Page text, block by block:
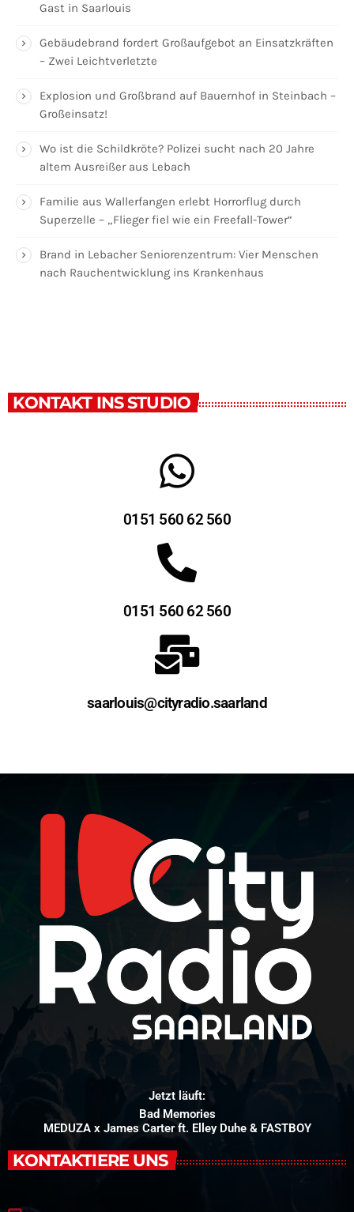
Gast in Saarlouis
Gebäudebrand fordert Großaufgebot an Einsatzkräften
– Zwei Leichtverletzte
Explosion und Großbrand auf Bauernhof in Steinbach –
Großeinsatz!
Wo ist die Schildkröte? Polizei sucht nach 20 Jahre
altem Ausreißer aus Lebach
Familie aus Wallerfangen erlebt Horrorflug durch
Superzelle – „Flieger fiel wie ein Freefall-Tower“
Brand in Lebacher Seniorenzentrum: Vier Menschen
nach Rauchentwicklung ins Krankenhaus
KONTAKT INS STUDIO
0151 560 62 560
0151 560 62 560
saarlouis@cityradio.saarland
Jetzt läuft:
Bad Memories
MEDUZA x James Carter ft. Elley Duhe & FASTBOY
KONTAKTIERE UNS